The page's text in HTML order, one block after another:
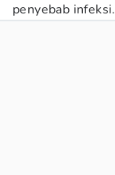
penyebab infeksi.